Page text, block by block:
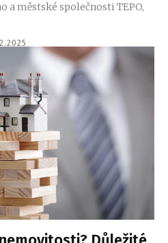
městské společnosti TEPO,